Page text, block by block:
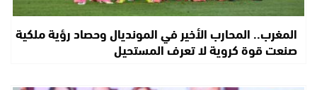
المغرب.. المحارب الأخير في المونديال وحصاد رؤية ملكية
صنعت قوة كروية لا تعرف المستحيل